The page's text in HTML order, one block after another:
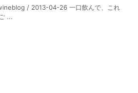
/ 2013-04-26 一口飲んで、これ
...